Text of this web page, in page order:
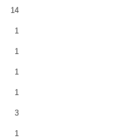
14
1
1
1
1
3
1